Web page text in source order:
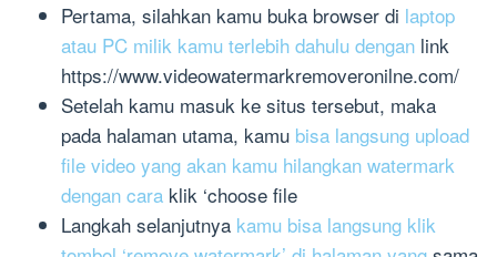
Pertama, silahkan kamu buka browser di laptop
atau PC milik kamu terlebih dahulu dengan link
https://www.videowatermarkremoveronilne.com/
Setelah kamu masuk ke situs tersebut, maka
pada halaman utama, kamu bisa langsung upload
file video yang akan kamu hilangkan watermark
dengan cara klik ‘choose file
Langkah selanjutnya kamu bisa langsung klik